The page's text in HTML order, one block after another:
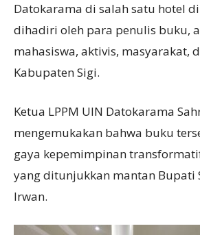
Datokarama di salah satu hotel
dihadiri oleh para penulis buku,
mahasiswa, aktivis, masyarakat,
Kabupaten Sigi.
Ketua LPPM UIN Datokarama
mengemukakan bahwa buku
gaya kepemimpinan
yang ditunjukkan mantan Bupati
Irwan.